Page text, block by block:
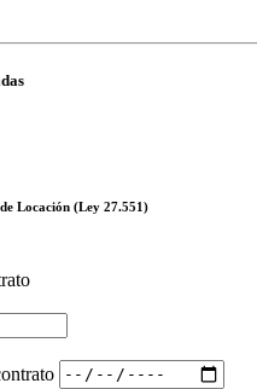
Locación (Ley 27.551)